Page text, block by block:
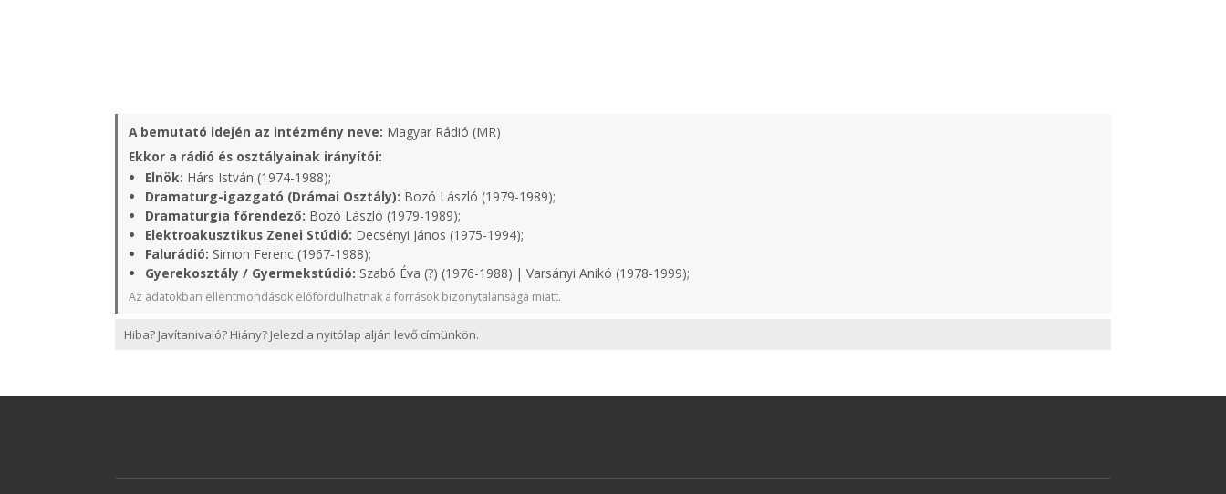
A bemutató idején az intézmény neve: Magyar Rádió (MR)
Ekkor a rádió és osztályainak irányítói:
Elnök: Hárs István (1974-1988);
Dramaturg-igazgató (Drámai Osztály): Bozó László (1979-1989);
Dramaturgia főrendező: Bozó László (1979-1989);
Elektroakusztikus Zenei Stúdió: Decsényi János (1975-1994);
Falurádió: Simon Ferenc (1967-1988);
Gyerekosztály / Gyermekstúdió: Szabó Éva (?) (1976-1988) | Varsányi Anikó (1978-1999);
Az adatokban ellentmondások előfordulhatnak a források bizonytalansága miatt.
Hiba? Javítanivaló? Hiány? Jelezd a nyitólap alján levő címünkön.